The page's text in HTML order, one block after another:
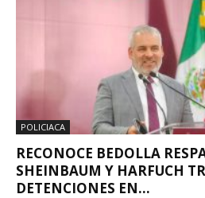
POLICIACA
RECONOCE BEDOLLA
SHEINBAUM Y HARFUCH
DETENCIONES EN...